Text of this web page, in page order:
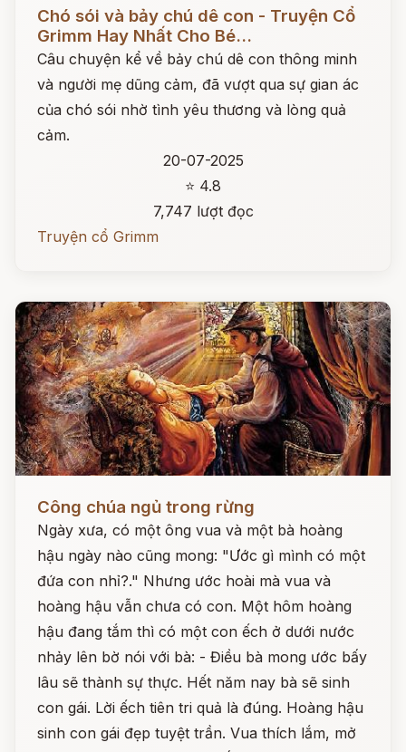
Chó sói và bảy chú dê con - Truyện Cổ
Grimm Hay Nhất Cho Bé...
Câu chuyện kể về bảy chú dê con thông minh
và người mẹ dũng cảm, đã vượt qua sự gian ác
của chó sói nhờ tình yêu thương và lòng quả
cảm.
20-07-2025
⭐ 4.8
7,747 lượt đọc
Truyện cổ Grimm
Công chúa ngủ trong rừng
Ngày xưa, có một ông vua và một bà hoàng
hậu ngày nào cũng mong: "Ước gì mình có một
đứa con nhỉ?." Nhưng ước hoài mà vua và
hoàng hậu vẫn chưa có con. Một hôm hoàng
hậu đang tắm thì có một con ếch ở dưới nước
nhảy lên bờ nói với bà: - Điều bà mong ước bấy
lâu sẽ thành sự thực. Hết năm nay bà sẽ sinh
con gái. Lời ếch tiên tri quả là đúng. Hoàng hậu
sinh con gái đẹp tuyệt trần. Vua thích lắm, mở